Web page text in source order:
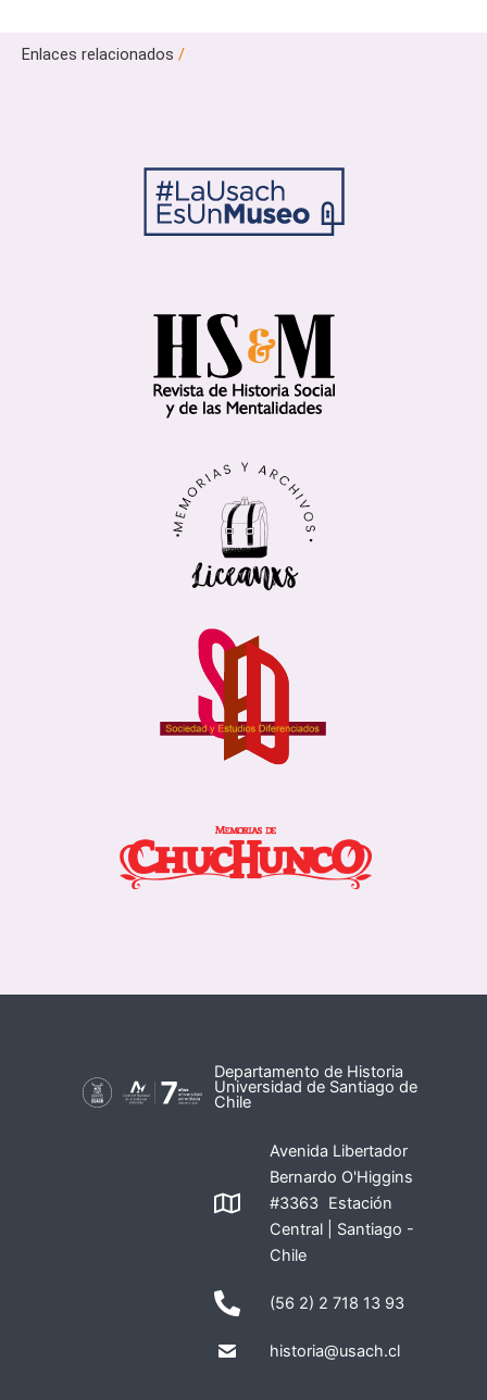
Enlaces relacionados /
Departamento de Historia
Universidad de Santiago de
Chile
Avenida Libertador
Bernardo O'Higgins
#3363 Estación
Central | Santiago -
Chile
(56 2) 2 718 13 93
historia@usach.cl